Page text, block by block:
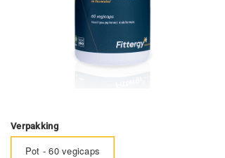
Verpakking
Pot - 60 vegicaps